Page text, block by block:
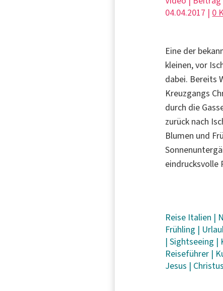
04.04.2017 | 0
Eine der
kleinen, vor
dabei. Bereits
Kreuzgangs
durch die
zurück nach
Blumen und
eindrucksvolle
Reise Italien |
Frühling |
|Sightseeing |
Reiseführer |
Jesus | Christus